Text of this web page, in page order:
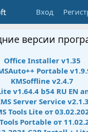
Вход
версии
Office Installer v1.35
Portable
KMSoffline v2.4.7
v1.64.4 b54 RU EN
Server Service v2.1.3
Tools Lite от
Portable от